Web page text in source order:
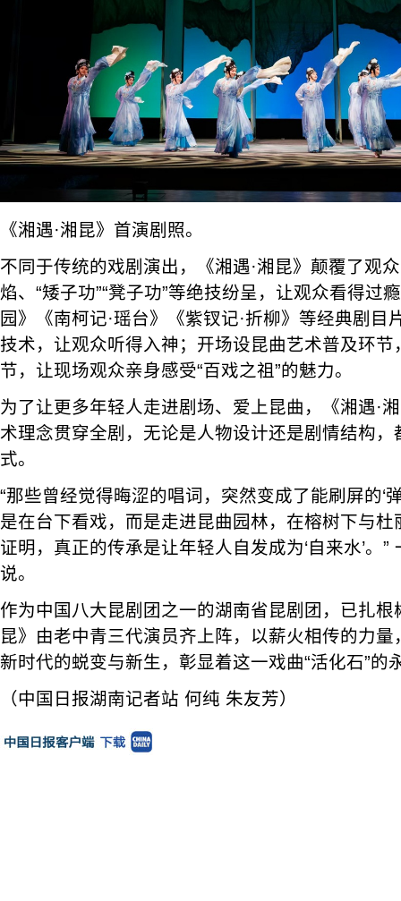
《湘遇·湘昆》首演剧照。
不同于传统的戏剧演出，《湘遇·湘昆》颠覆了观
焰、“矮子功”“凳子功”等绝技纷呈，让观众看得过
园》《南柯记·瑶台》《紫钗记·折柳》等经典剧目
技术，让观众听得入神；开场设昆曲艺术普及环节
节，让现场观众亲身感受“百戏之祖”的魅力。
为了让更多年轻人走进剧场、爱上昆曲，《湘遇·
术理念贯穿全剧，无论是人物设计还是剧情结构
式。
“那些曾经觉得晦涩的唱词，突然变成了能刷屏的‘
是在台下看戏，而是走进昆曲园林，在榕树下与
证明，真正的传承是让年轻人自发成为‘自来水’。
说。
作为中国八大昆剧团之一的湖南省昆剧团，已扎根
昆》由老中青三代演员齐上阵，以薪火相传的力
新时代的蜕变与新生，彰显着这一戏曲“活化石”的
（中国日报湖南记者站 何纯 朱友芳）